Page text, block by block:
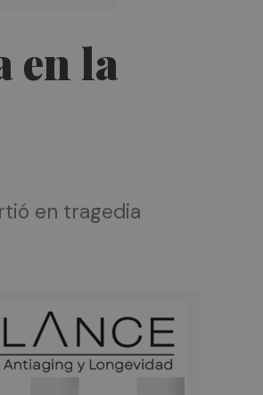
en la
en tragedia